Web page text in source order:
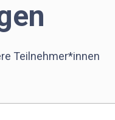
Teilnehmer*innen